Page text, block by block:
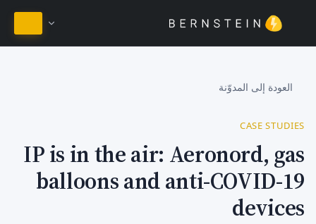
البقاء في العربية
العودة إلى المدوّنة
CASE STUDIES
IP is in the air: Aeronord, gas
balloons and anti-COVID-19
devices